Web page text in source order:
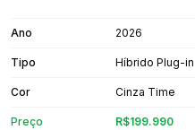
Ano 2026
Tipo Híbrido Plug-in
Cor Cinza Time
Preço R$199.990